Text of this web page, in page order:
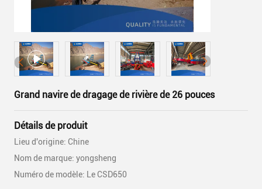
Grand navire de dragage de rivière de 26 pouces
Détails de produit
Lieu d'origine: Chine
Nom de marque: yongsheng
Numéro de modèle: Le CSD650